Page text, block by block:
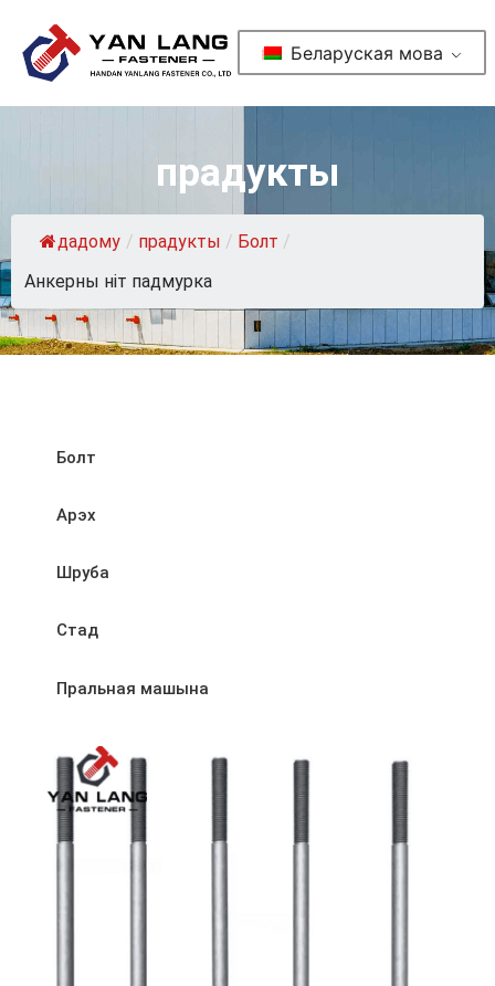
Беларуская мова
прадукты
дадому / прадукты / Болт /
Анкерны ніт падмурка
Болт
Арэх
Шруба
Стад
Пральная машына